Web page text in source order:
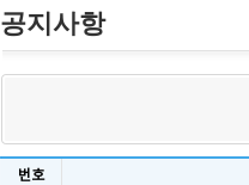
공지사항
번호